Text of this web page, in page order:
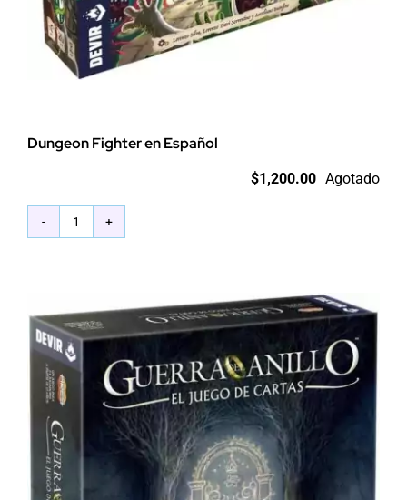
Dungeon Fighter en Español
$1,200.00 Agotado
Dungeon
cantidad